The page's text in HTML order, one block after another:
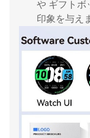
や ギフトボ
印象を与え